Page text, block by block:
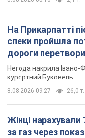
На Прикарпатті
спеки пройшла
дороги
Відео
Негода накрила Івано-
курортний Буковель
8.08.2026 09:27 26,0 т.
Жінці нарахували
за газ через